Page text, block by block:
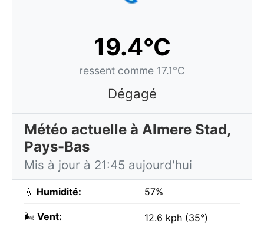
19.4°C
ressent comme 17.1°C
Dégagé
Météo actuelle à Almere Stad,
Pays-Bas
Mis à jour à 21:45 aujourd'hui
💧 Humidité: 57%
🌬️ Vent: 12.6 kph (35°)